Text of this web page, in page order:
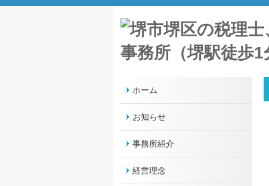
ホーム
お知らせ
事務所紹介
経営理念